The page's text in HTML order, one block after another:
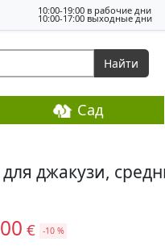
10:00-19:00 в рабочие дни
10:00-17:00 выходные дни
Найти
Сад
джакузи,
€ -10 %